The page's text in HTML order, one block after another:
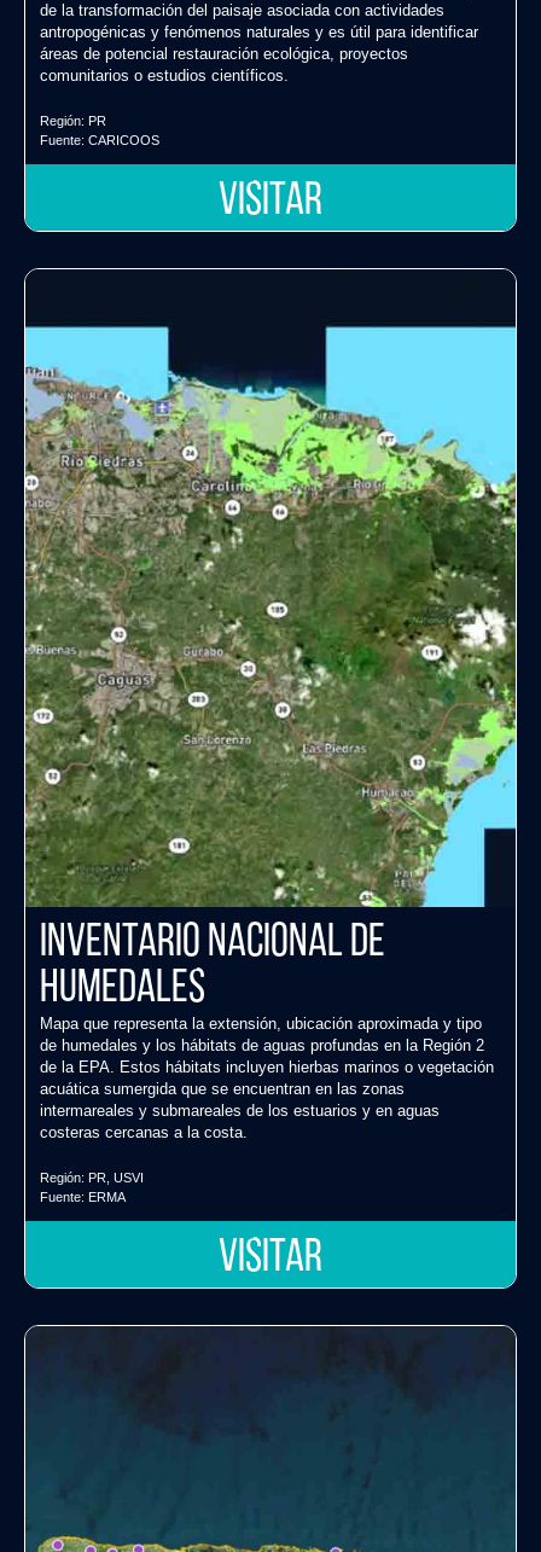
de la transformación del paisaje asociada con actividades
antropogénicas y fenómenos naturales y es útil para identificar
áreas de potencial restauración ecológica, proyectos
comunitarios o estudios científicos.
Región: PR
Fuente: CARICOOS
VISITAR
Inventario Nacional de
Humedales
Mapa que representa la extensión, ubicación aproximada y tipo
de humedales y los hábitats de aguas profundas en la Región 2
de la EPA. Estos hábitats incluyen hierbas marinos o vegetación
acuática sumergida que se encuentran en las zonas
intermareales y submareales de los estuarios y en aguas
costeras cercanas a la costa.
Región: PR USVI
Fuente: ERMA
VISITAR